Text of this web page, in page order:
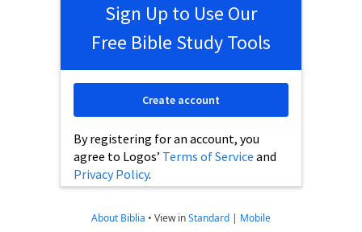
Sign Up to Use Our
Free Bible Study Tools
By registering for an account, you
agree to Logos’ Terms of Service and
Privacy Policy.
Create account
About Biblia • View inStandard | Mobile